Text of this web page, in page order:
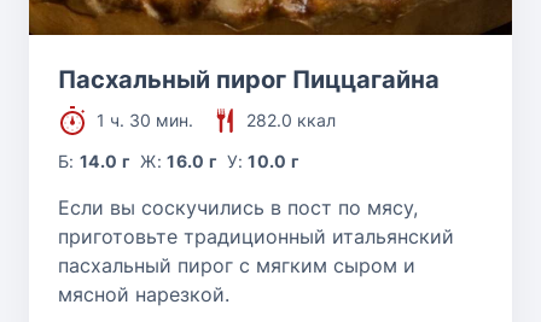
Пасхальный пирог Пиццагайна
1 ч. 30 мин.
282.0 ккал
Б:14.0 г Ж:16.0 г У:10.0 г
Если вы соскучились в пост по мясу,
приготовьте традиционный итальянский
пасхальный пирог с мягким сыром и
мясной нарезкой.